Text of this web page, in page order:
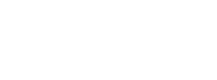
gama de serviços de fotografia